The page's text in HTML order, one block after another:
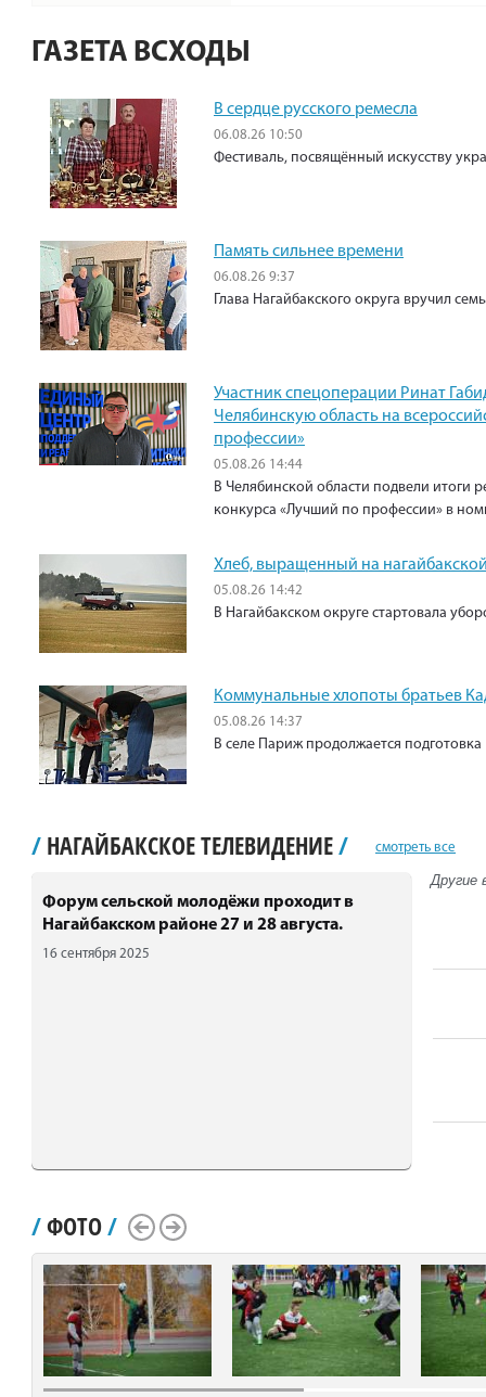
ГАЗЕТА ВСХОДЫ
В сердце русского ремесла
06.08.26 10:50
Фестиваль, посвящённый искусству
Память сильнее времени
06.08.26 9:37
Глава Нагайбакского округа вручил
Участник спецоперации Ринат
Челябинскую область на
профессии»
05.08.26 14:44
В Челябинской области подвели итоги
конкурса «Лучший по профессии» в
Хлеб, выращенный на
05.08.26 14:42
В Нагайбакском округе стартовала
Коммунальные хлопоты братьев
05.08.26 14:37
В селе Париж продолжается подготовка
/ НАГАЙБАКСКОЕ ТЕЛЕВИДЕНИЕ/ смотреть все
Форум сельской молодёжи проходит в
Нагайбакском районе 27 и 28 августа.
16 сентября 2025
Другие
/ФОТО/
Scroll LeftScroll Right